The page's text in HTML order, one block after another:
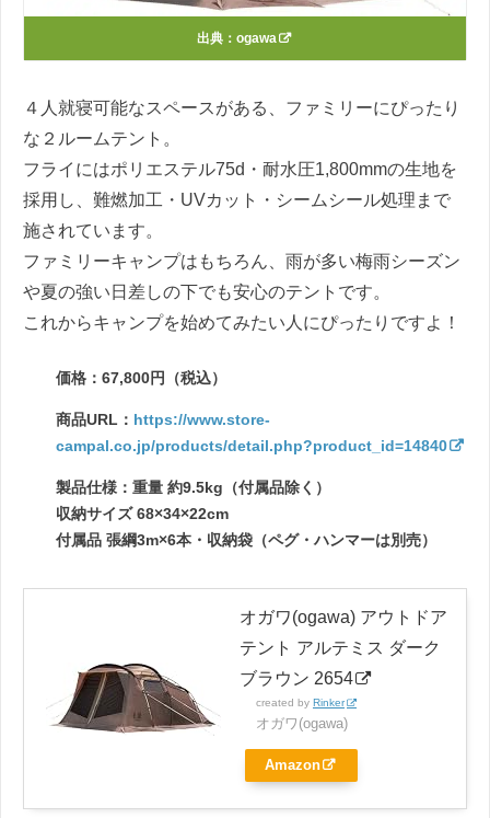
出典： ogawa
４人就寝可能なスペースがある、ファミリーにぴったり
な２ルームテント。
フライにはポリエステル75d・耐水圧1,800mmの生地を
採用し、難燃加工・UVカット・シームシール処理まで
施されています。
ファミリーキャンプはもちろん、雨が多い梅雨シーズン
や夏の強い日差しの下でも安心のテントです。
これからキャンプを始めてみたい人にぴったりですよ！
価格：67,800円（税込）
商品URL： https://www.store-
campal.co.jp/products/detail.php?product_id=14840
製品仕様：重量 約9.5kg（付属品除く）
収納サイズ 68×34×22cm
付属品 張綱3m×6本・収納袋（ペグ・ハンマーは別売）
オガワ(ogawa) アウトドア
テント アルテミス ダーク
ブラウン 2654
created by Rinker
オガワ(ogawa)
Amazon